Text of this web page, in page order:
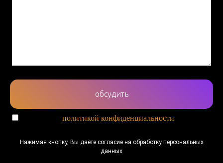
обсудить
политикой конфиденциальности
Нажимая кнопку, Вы даёте согласие на обработку персональных
данных